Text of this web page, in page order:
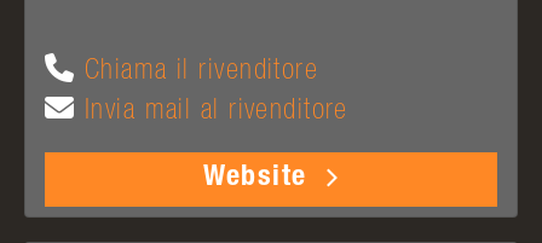
Chiama il rivenditore
Invia mail al rivenditore
Website